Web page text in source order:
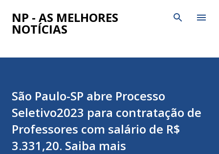
Pular para o conteúdo principal
NP - AS MELHORES
NOTÍCIAS
São Paulo-SP abre Processo
Seletivo2023 para contratação de
Professores com salário de R$
3.331,20. Saiba mais